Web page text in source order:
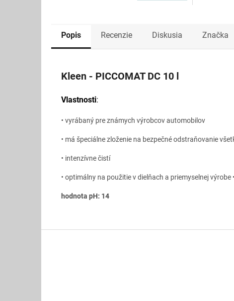
Popis Recenzie Diskusia Značka
Kleen - PICCOMAT DC 10 l
Vlastnosti:
• vyrábaný pre známych výrobcov automobilov
• má špeciálne zloženie na bezpečné odstraňovanie
• intenzívne čistí
• optimálny na použitie v dielňach a priemyselnej
hodnota pH: 14